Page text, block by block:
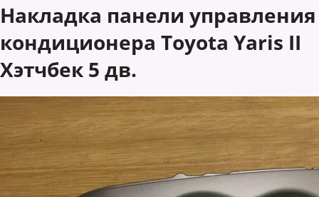
Накладка панели управления
кондиционера Toyota Yaris II
Хэтчбек 5 дв.